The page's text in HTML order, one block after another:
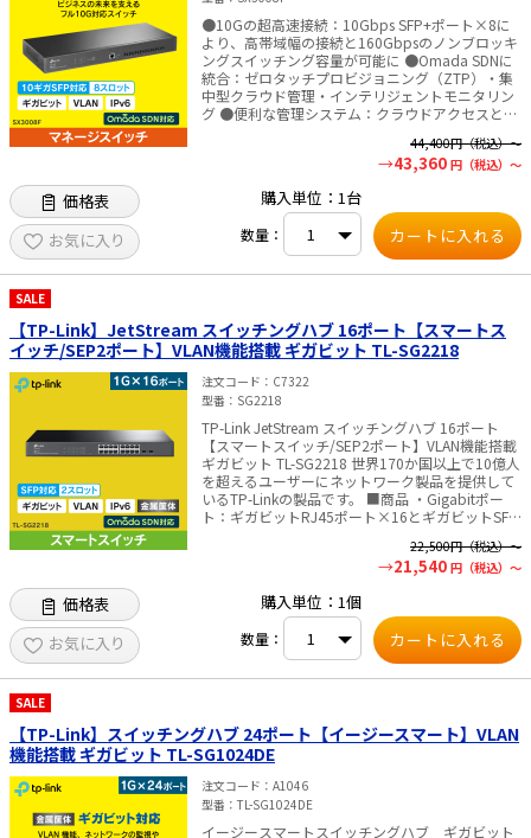
●10Gの超高速接続：10Gbps SFP+ポート×8に
より、高帯域幅の接続と160Gbpsのノンブロッキ
ングスイッチング容量が可能に ●Omada SDNに
統合：ゼロタッチプロビジョニング（ZTP）・集
中型クラウド管理・インテリジェントモニタリン
グ ●便利な管理システム：クラウドアクセスと
スタティックルーティング：ネットワークリソー
スを効率的に使用するために内部トラフィックを
ートバインディング・ACL・ポートセキュリテ
ィ・DoS防御・ストームコントロール・DHCPス
ヌーピング・802.1X・Radius認証等でデータの安
全性を維持 ●音声・ビデオ会議を快適に：L2／L3
／L4 QoSおよびIGMPスヌーピングに対応 ●スタ
ジによる強力な管理機能 ※Web上で公開している
マニュアルや設定画面はすべて英語のみです。ご
了承の上お求めください｡ ■仕様 【ハードウェア
機能】 ・インターフェース：10GE SFP+スロット
×8、RJ45コンソールポート×1、Micro-USBコン
電源：100-240V AC～50／60Hz ・寸法（幅×奥
行き×高さ）：440×180×44mm ・設置：ラッ
クマウント対応 ・最大消費電力：15.46W（220V
／50Hz） ・最大放熱：52.75BTU／hr（220V／
50Hz） 【パフォーマンス】 ・スイッチング容
量：160Gbps ・パケット伝送レート：
119.04Mpps ・MACアドレス テーブル：32K ・パ
ケット バッファメモリー：16Mbit ・ジャンボ フ
レーム：9KB 【その他】 ・認証：CE、FCC、
RoHS ・パッケージ内容：SX3008F本体、電源コ
ード、設定ガイド、ラックマウントキット、ゴム
足 ・システム要件：Microsoft® Windows®
98SE、NT、2000、XP、Vista™またはWindows 7
／8／10／11、MAC® OS、NetWare®、UNIX®また
はLinux. ・動作環境 動作温度：0～50℃ 保存温
てください ※製品型番変更のお知らせ：「TL-
□□□」型番製品が「TL-」の無い型番に切り替わ
製品を発送いたします。 納品書に記載の型番と製
品/パッケージに記載の型番とが異なる場合があり
ますが、製品の機能に変更はありません。 パッケ
44,400円（税込）～
43,360 円（税込）～
価格表
お気に入り
購入単位：1台
数量：
SALE
【TP-Link】JetStream スイッチングハブ 16ポート【スマートス
イッチ/SEP2ポート】VLAN機能搭載 ギガビット TL-SG2218
注文コード
C7322
型番
SG2218
TP-Link JetStream スイッチングハブ 16ポート
【スマートスイッチ/SEP2ポート】VLAN機能搭載
ギガビット TL-SG2218 世界170か国以上で10億人
を超えるユーザーにネットワーク製品を提供して
いるTP-Linkの製品です。 ■商品 ・Gigabitポー
ト：ギガビットRJ45ポート×16とギガビットSFP
ッチプロビジョニング（ZTP）・集中型クラウド
管理・インテリジェントモニタリング ・便利な管
管理がより便利でかんたんに ・スタティックルー
ティング：ネットワークリソースをより効率的に
使用するために内部トラフィックをルーティング
・堅牢なセキュリティ：IP-MAC-ポートバインデ
ィング・ACL・ポートセキュリティ・DoS防御・
議を快適に：L2/L3/L4 QoSおよびIGMPスヌーピ
ングに対応 ・スタンドアローン：Web・
CLI（Telnet/SSH）・SNMP・RMON・デュアルイ
メージで管理可能 ・寸法(幅×奥行×高さ)：
440×180×44mm(ラックマウント対応) ・電源：
22,500円（税込）～
21,540 円（税込）～
価格表
お気に入り
購入単位：1個
数量：
SALE
【TP-Link】スイッチングハブ 24ポート【イージースマート】VLAN
機能搭載 ギガビット TL-SG1024DE
注文コード
A1046
型番
TL-SG1024DE
イージースマートスイッチングハブ ギガビット